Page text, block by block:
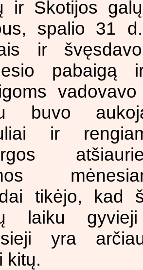
ir Škotijos
spalio 31
ir
pabaigą
buvo
ir
tikėjo, kad
laiku
yra
kitų.